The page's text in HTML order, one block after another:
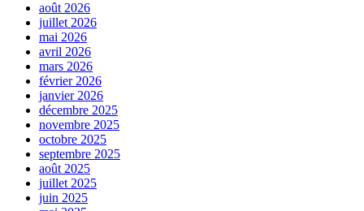
août 2026
juillet 2026
mai 2026
avril 2026
mars 2026
février 2026
janvier 2026
décembre 2025
novembre 2025
octobre 2025
septembre 2025
août 2025
juillet 2025
juin 2025